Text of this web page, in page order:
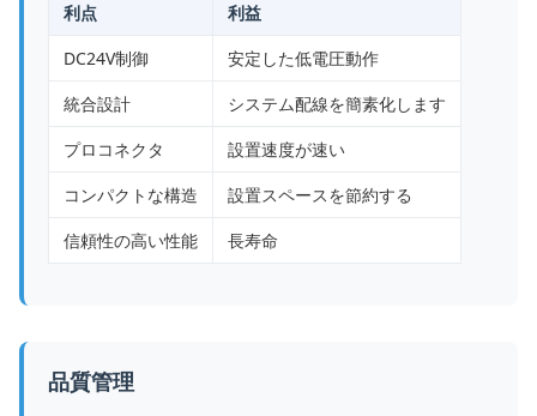
利点
利益
DC24V制御
安定した低電圧動作
統合設計
システム配線を簡素化します
プロコネクタ
設置速度が速い
コンパクトな構造
設置スペースを節約する
信頼性の高い性能
長寿命
品質管理